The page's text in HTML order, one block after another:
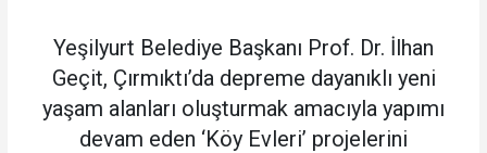
Yeşilyurt Belediye Başkanı Prof. Dr. İlhan
Geçit, Çırmıktı’da depreme dayanıklı yeni
yaşam alanları oluşturmak amacıyla yapımı
devam eden ‘Köy Evleri’ projelerini